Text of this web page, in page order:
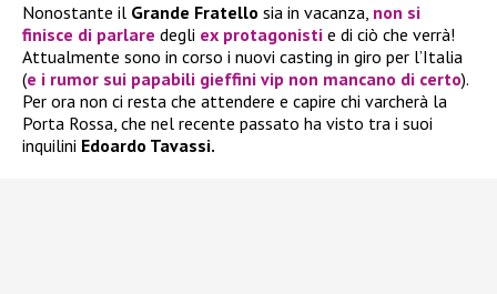
Nonostante il Grande Fratello sia in vacanza, non si
finisce di parlare degli ex protagonisti e di ciò che verrà!
Attualmente sono in corso i nuovi casting in giro per l’Italia
(e i rumor sui papabili gieffini vip non mancano di certo).
Per ora non ci resta che attendere e capire chi varcherà la
Porta Rossa, che nel recente passato ha visto tra i suoi
inquilini Edoardo Tavassi.